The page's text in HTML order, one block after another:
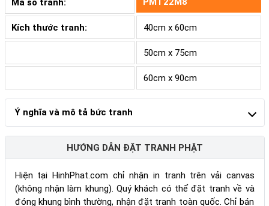
Mã số tranh:
Kích thước tranh: 40cm x 60cm
50cm x 75cm
60cm x 90cm
Ý nghĩa và mô tả bức tranh
HƯỚNG DẪN ĐẶT TRANH PHẬT
Hiện tại HinhPhat.com chỉ nhận in tranh trên vải canvas
(không nhận làm khung). Quý khách có thể đặt tranh về và
đóng khung bình thường, nhận đặt tranh toàn quốc. Chỉ bán